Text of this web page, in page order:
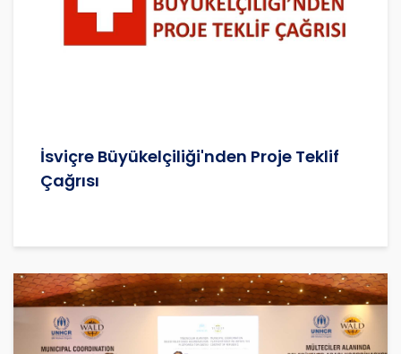
İsviçre Büyükelçiliği'nden Proje Teklif
Çağrısı